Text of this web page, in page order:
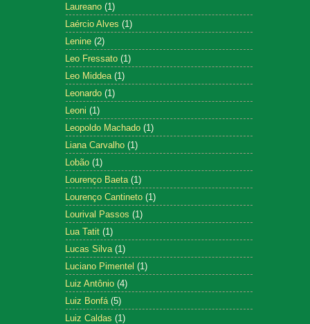
Laureano (1)
Laércio Alves (1)
Lenine (2)
Leo Fressato (1)
Leo Middea (1)
Leonardo (1)
Leoni (1)
Leopoldo Machado (1)
Liana Carvalho (1)
Lobão (1)
Lourenço Baeta (1)
Lourenço Cantineto (1)
Lourival Passos (1)
Lua Tatit (1)
Lucas Silva (1)
Luciano Pimentel (1)
Luiz Antônio (4)
Luiz Bonfá (5)
Luiz Caldas (1)